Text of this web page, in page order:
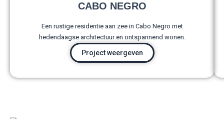
CABO NEGRO
Een rustige residentie aan zee in Cabo Negro met
hedendaagse architectuur en ontspannend wonen.
Project weergeven